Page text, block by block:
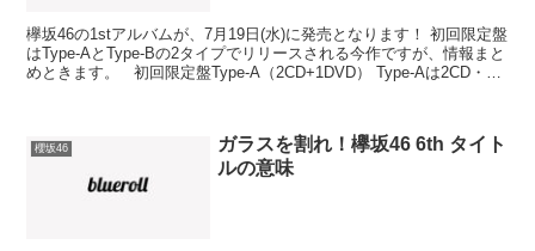
欅坂46の1stアルバムが、7月19日(水)に発売となります！ 初回限定盤
はType-AとType-Bの2タイプでリリースされる今作ですが、情報まと
めときます。 初回限定盤Type-A（2CD+1DVD） Type-Aは2CD・
櫻坂46
ガラスを割れ！欅坂46 6th タイト
ルの意味